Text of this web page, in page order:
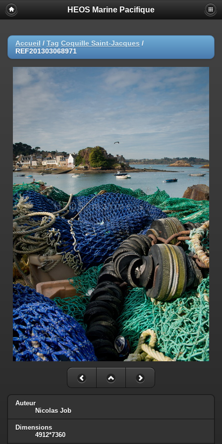
HEOS Marine Pacifique
Accueil / Tag Coquille Saint-Jacques /
REF201303068971
Auteur
Nicolas Job
Dimensions
4912*7360